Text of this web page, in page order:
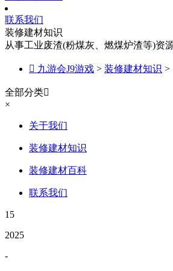
联系我们
装修建材知识
从事工业废渣(粉煤灰、燃煤炉渣等)资
 九游会J9游戏 > 装修建材知识 >
全部分类
×
关于我们
装修建材知识
装修建材百科
联系我们
15
2025
-